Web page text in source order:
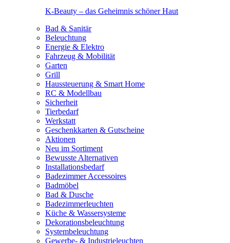
K-Beauty – das Geheimnis schöner Haut
Bad & Sanitär
Beleuchtung
Energie & Elektro
Fahrzeug & Mobilität
Garten
Grill
Haussteuerung & Smart Home
RC & Modellbau
Sicherheit
Tierbedarf
Werkstatt
Geschenkkarten & Gutscheine
Aktionen
Neu im Sortiment
Bewusste Alternativen
Installationsbedarf
Badezimmer Accessoires
Badmöbel
Bad & Dusche
Badezimmerleuchten
Küche & Wassersysteme
Dekorationsbeleuchtung
Systembeleuchtung
Gewerbe- & Industrieleuchten